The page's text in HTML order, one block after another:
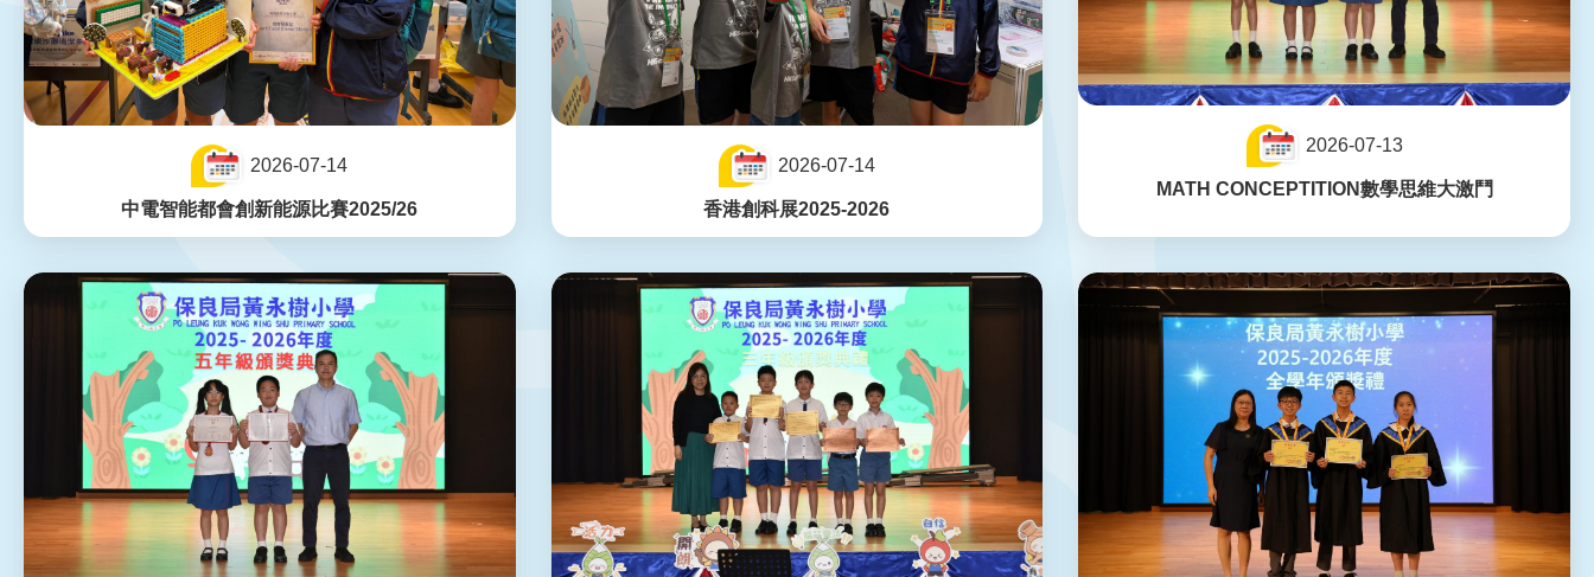
2026-07-14
中電智能都會創新能源比賽2025/26
2026-07-14
香港創科展2025-2026
2026-07-13
MATH CONCEPTITION數學思維大激鬥